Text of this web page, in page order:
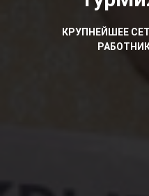
КРУПНЕЙШЕЕ